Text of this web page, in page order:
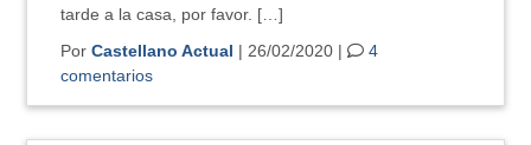
tarde a la casa, por favor. […]
PorCastellano Actual | 26/02/2020 |
4
comentarios